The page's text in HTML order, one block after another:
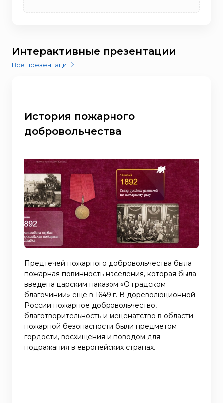
Интерактивные презентации
Все презентаци
История пожарного
добровольчества
Предтечей пожарного добровольчества была
пожарная повинность населения, которая была
введена царским наказом «О градском
благочинии» еще в 1649 г. В дореволюционной
России пожарное добровольчество,
благотворительность и меценатство в области
пожарной безопасности были предметом
гордости, восхищения и поводом для
подражания в европейских странах.